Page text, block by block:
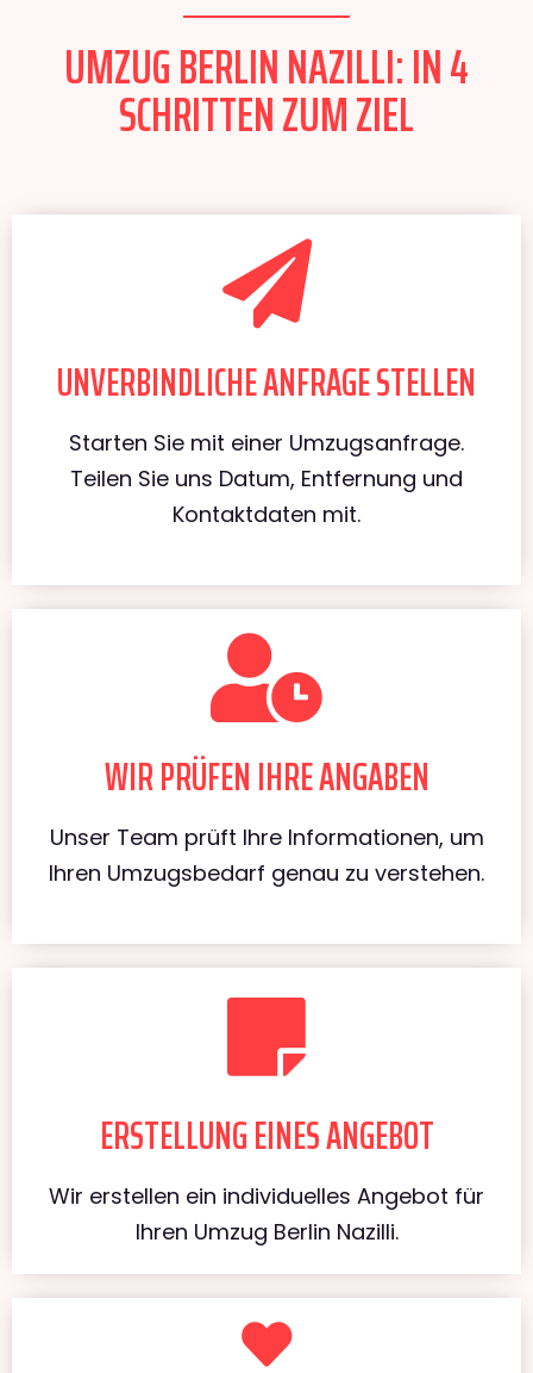
UMZUG BERLIN NAZILLI: IN 4
SCHRITTEN ZUM ZIEL
UNVERBINDLICHE ANFRAGE STELLEN
Starten Sie mit einer Umzugsanfrage.
Teilen Sie uns Datum, Entfernung und
Kontaktdaten mit.
WIR PRÜFEN IHRE ANGABEN
Unser Team prüft Ihre Informationen, um
Ihren Umzugsbedarf genau zu verstehen.
ERSTELLUNG EINES ANGEBOT
Wir erstellen ein individuelles Angebot für
Ihren Umzug Berlin Nazilli.